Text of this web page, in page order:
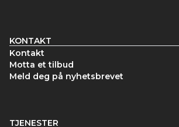
KONTAKT
Kontakt
Motta et tilbud
Meld deg på nyhetsbrevet
TJENESTER